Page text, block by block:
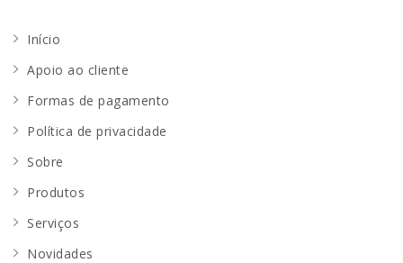
Início
Apoio ao cliente
Formas de pagamento
Política de privacidade
Sobre
Produtos
Serviços
Novidades